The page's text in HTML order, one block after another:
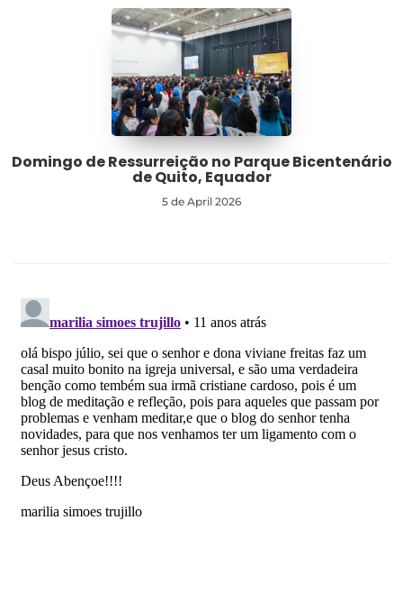
Domingo de Ressurreição no Parque Bicentenário
de Quito, Equador
5 de April 2026